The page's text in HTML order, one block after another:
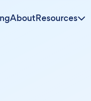
AboutResources